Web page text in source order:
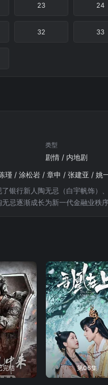
23 24
32 33
类型
剧情 / 内地剧
银行新人陶无忌（白宇帆饰）
忌逐渐成长为新一代金融业秩序
完结 第06集